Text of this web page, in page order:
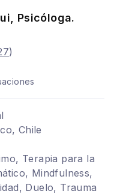
Psicóloga.
)
Chile
Terapia para la
Mindfulness,
Duelo, Trauma